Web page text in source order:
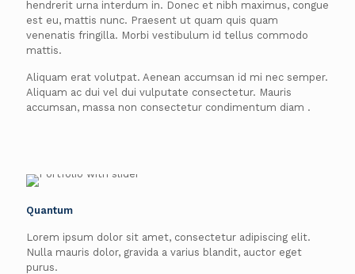
hendrerit urna interdum in. Donec et nibh maximus, congue
est eu, mattis nunc. Praesent ut quam quis quam
venenatis fringilla. Morbi vestibulum id tellus commodo
mattis.
Aliquam erat volutpat. Aenean accumsan id mi nec semper.
Aliquam ac dui vel dui vulputate consectetur. Mauris
accumsan, massa non consectetur condimentum diam .
Quantum
Lorem ipsum dolor sit amet, consectetur adipiscing elit.
Nulla mauris dolor, gravida a varius blandit, auctor eget
purus.